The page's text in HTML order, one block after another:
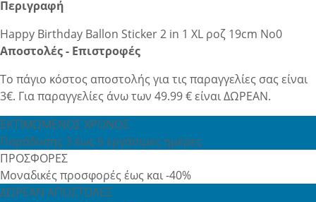
Περιγραφή
Happy Birthday Ballon Sticker 2 in 1 XL ροζ 19cm No0
Αποστολές - Επιστροφές
Το πάγιο κόστος αποστολής για τις παραγγελίες σας είναι
3€. Για παραγγελίες άνω των 49.99 € είναι ΔΩΡΕΑΝ.
ΕΚΤΙΜΩΜΕΝΟΣ ΧΡΟΝΟΣ
Παράδοσης 3 έως 6 εργάσιμες ημέρες
ΠΡΟΣΦΟΡΕΣ
Μοναδικές προσφορές έως και -40%
ΔΩΡΕΑΝ ΑΠΟΣΤΟΛΕΣ